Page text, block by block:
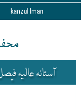
kanzul Iman
آستانہ عالیہ